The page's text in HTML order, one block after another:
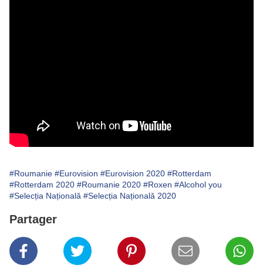
#Roumanie #Eurovision #Eurovision 2020 #Rotterdam
#Rotterdam 2020 #Roumanie 2020 #Roxen #Alcohol you
#Selecția Naționalǎ #Selecția Naționalǎ 2020
Partager